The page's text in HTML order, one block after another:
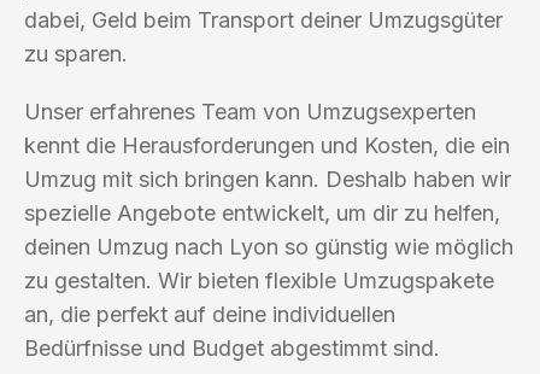
dabei, Geld beim Transport deiner Umzugsgüter
zu sparen.
Unser erfahrenes Team von Umzugsexperten
kennt die Herausforderungen und Kosten, die ein
Umzug mit sich bringen kann. Deshalb haben wir
spezielle Angebote entwickelt, um dir zu helfen,
deinen Umzug nach Lyon so günstig wie möglich
zu gestalten. Wir bieten flexible Umzugspakete
an, die perfekt auf deine individuellen
Bedürfnisse und Budget abgestimmt sind.